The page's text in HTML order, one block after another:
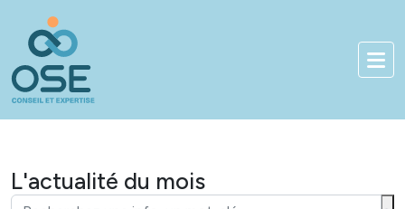
L'actualité du mois